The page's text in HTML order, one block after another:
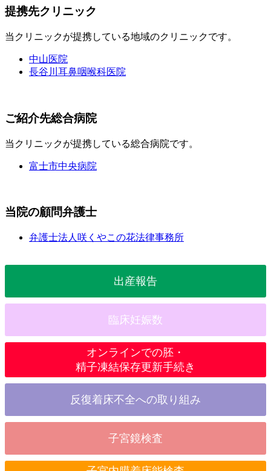
提携先クリニック
当クリニックが提携している地域のクリニックです。
中山医院
長谷川耳鼻咽喉科医院
ご紹介先総合病院
当クリニックが提携している総合病院です。
富士市中央病院
当院の顧問弁護士
弁護士法人咲くやこの花法律事務所
出産報告
臨床妊娠数
オンラインでの胚・
精子凍結保存更新手続き
反復着床不全への取り組み
子宮鏡検査